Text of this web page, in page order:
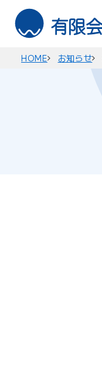
HOME お知らせ